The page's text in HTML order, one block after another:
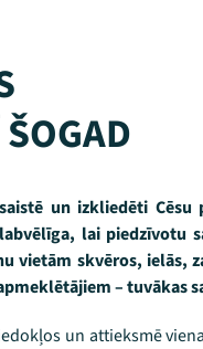
un izkliedēti
lai piedzīvotu
vietām skvēros, ielās,
– tuvākas
un attieksmē